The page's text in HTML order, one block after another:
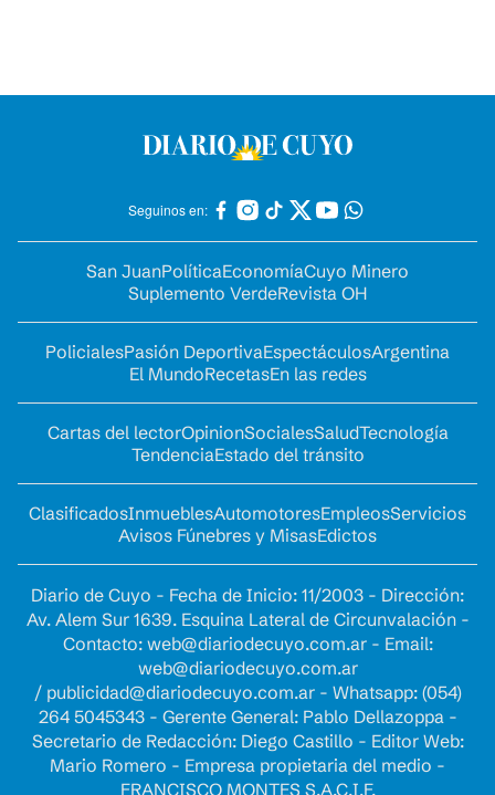
Seguinos en:
San JuanPolíticaEconomíaCuyo Minero
Suplemento VerdeRevista OH
PolicialesPasión DeportivaEspectáculosArgentina
El MundoRecetasEn las redes
Cartas del lectorOpinionSocialesSaludTecnología
TendenciaEstado del tránsito
ClasificadosInmueblesAutomotoresEmpleosServicios
Avisos Fúnebres y MisasEdictos
Diario de Cuyo - Fecha de Inicio: 11/2003 - Dirección:
Av. Alem Sur 1639. Esquina Lateral de Circunvalación -
Contacto: web@diariodecuyo.com.ar- Email:
web@diariodecuyo.com.ar
/ publicidad@diariodecuyo.com.ar- Whatsapp: (054)
264 5045343 - Gerente General: Pablo Dellazoppa -
Secretario de Redacción: Diego Castillo - Editor Web:
Mario Romero - Empresa propietaria del medio -
FRANCISCO MONTES S.A.C.I.F.